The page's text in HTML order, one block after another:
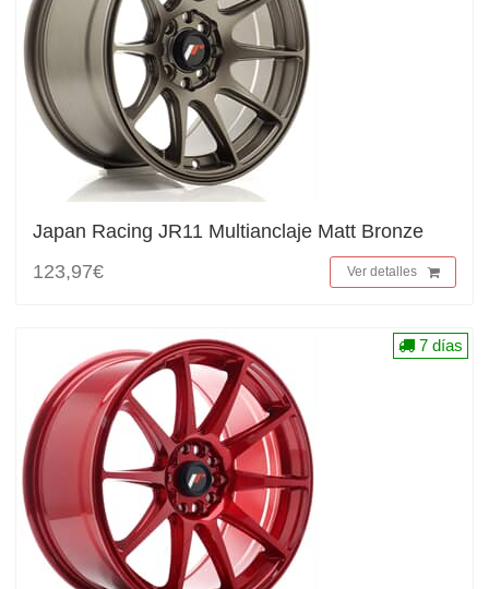
Japan Racing JR11 Multianclaje Matt Bronze
123,97€
Ver detalles
7 días